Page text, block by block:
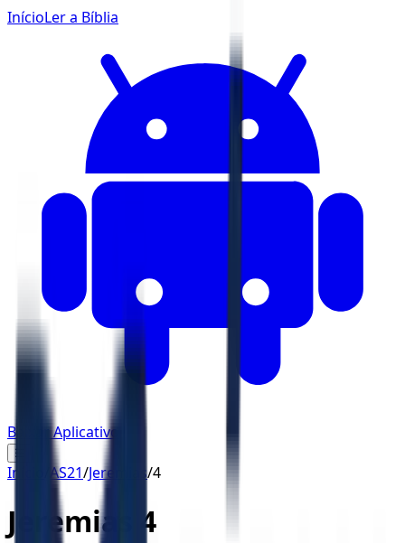
InícioLer a Bíblia
Baixar Aplicativo
☰
Início AS21/Jeremias/4
Jeremias 4